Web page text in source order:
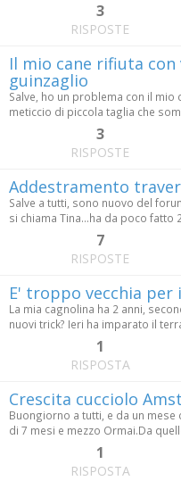
3
RISPOSTE
Il mio cane rifiuta
guinzaglio
Salve, ho un problema con il mio
meticcio di piccola taglia che
3
RISPOSTE
Addestramento
Salve a tutti, sono nuovo del
si chiama Tina...ha da poco fatto
7
RISPOSTE
E' troppo vecchia per
La mia cagnolina ha 2 anni,
nuovi trick? Ieri ha imparato il
1
RISPOSTA
Crescita cucciolo
Buongiorno a tutti, e da un
di 7 mesi e mezzo Ormai.Da
1
RISPOSTA